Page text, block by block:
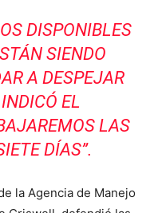
DISPONIBLES
SIENDO
A DESPEJAR
EL
LAS
DÍAS”.
la Agencia de Manejo